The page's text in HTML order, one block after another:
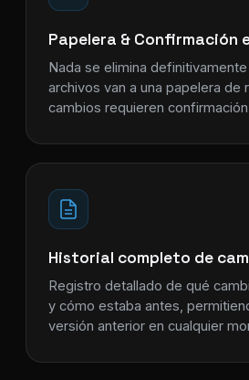
Papelera & Confirmación
Nada se elimina
archivos van a una papelera de
cambios requieren
Historial completo de
Registro detallado de qué
y cómo estaba antes,
versión anterior en cualquier